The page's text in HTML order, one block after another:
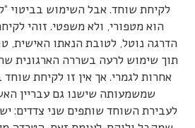
לקיחת שוחד. אבל השימוש בביטוי
הוא מטפורי, ולא משפטי. זוהי
הדרגה נוטל, לטובת הנאתו האישית,
תוך שימוש לרעה בשררה הארגונית
אחרות לגמרי. אך אין זו לקיחת
שמשמעותה שישנו גם עבריין
לעבירת השוחד שותפים שני צדדים: